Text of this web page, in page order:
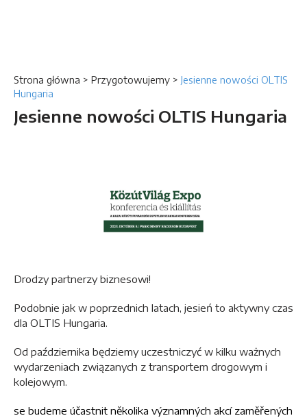
Strona główna > Przygotowujemy > Jesienne nowości OLTIS
Hungaria
Jesienne nowości OLTIS Hungaria
Drodzy partnerzy biznesowi!
Podobnie jak w poprzednich latach, jesień to aktywny czas
dla OLTIS Hungaria.
Od października będziemy uczestniczyć w kilku ważnych
wydarzeniach związanych z transportem drogowym i
kolejowym.
se budeme účastnit několika významných akcí zaměřených